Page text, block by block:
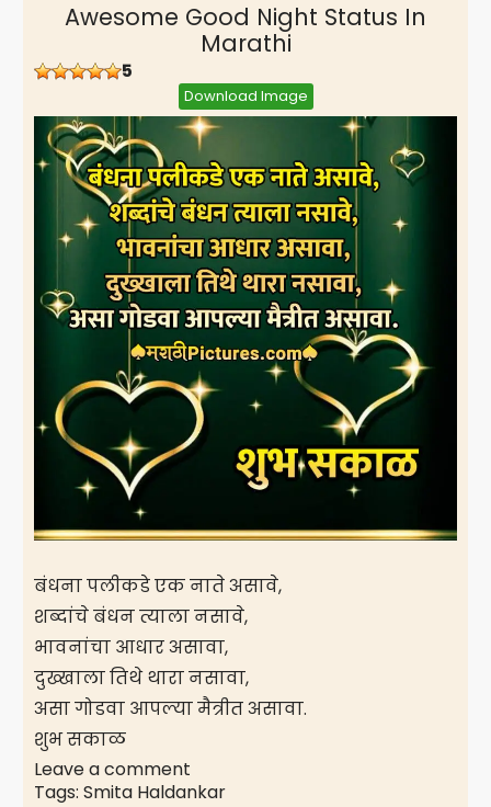
Awesome Good Night Status In
Marathi
5
Download Image
बंधना पलीकडे एक नाते असावे,
शब्दांचे बंधन त्याला नसावे,
भावनांचा आधार असावा,
दुख्खाला तिथे थारा नसावा,
असा गोडवा आपल्या मैत्रीत असावा.
शुभ सकाळ
Leave a comment
Tags: Smita Haldankar